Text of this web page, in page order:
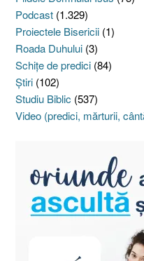
Podcast (1.329)
Proiectele Bisericii (1)
Roada Duhului (3)
Schiţe de predici (84)
Ştiri (102)
Studiu Biblic (537)
Video (predici, mărturii,